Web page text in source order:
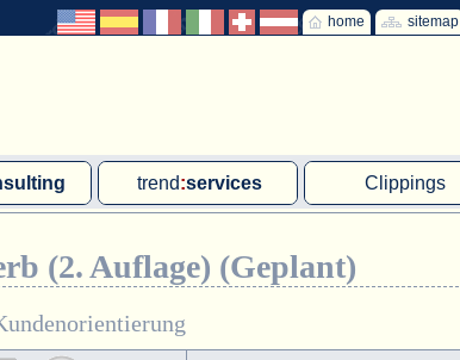
sitemap
home
trend:services
Gutachten
Endkundenbefragung
Clippings
MVA und MHKW
Wasserstoff
(2. Auflage) (Geplant)